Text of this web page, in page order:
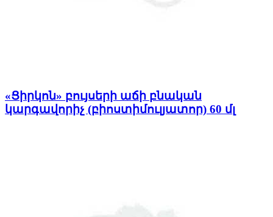
«Ցիրկոն» բույսերի աճի բնական
կարգավորիչ (բիոստիմուլյատոր) 60 մլ